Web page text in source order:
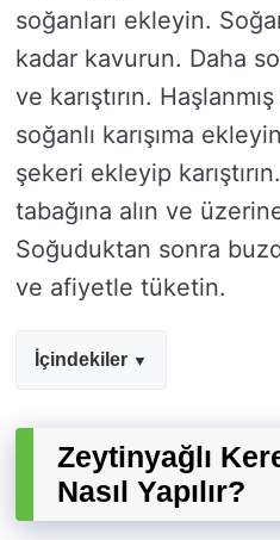
soğanları ekleyin.
kadar kavurun. Daha
ve karıştırın.
soğanlı karışıma
şekeri ekleyip
tabağına alın ve
Soğuduktan sonra
ve afiyetle tüketin.
İçindekiler
Zeytinyağlı
Nasıl Yapılır?